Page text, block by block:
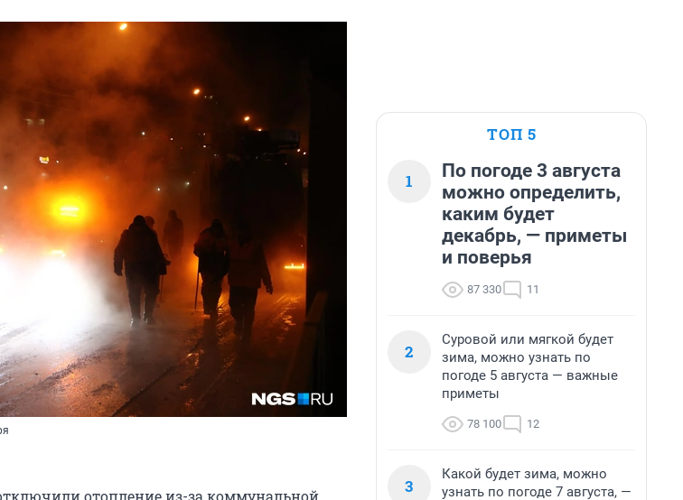
отопление из-за коммунальной
ТОП 5
1
По погоде 3 августа
можно определить,
каким будет
декабрь, — приметы
и поверья
87 330 11
2
Суровой или мягкой будет
зима, можно узнать по
погоде 5 августа — важные
приметы
78 100 12
3
Какой будет зима, можно
узнать по погоде 7 августа, —